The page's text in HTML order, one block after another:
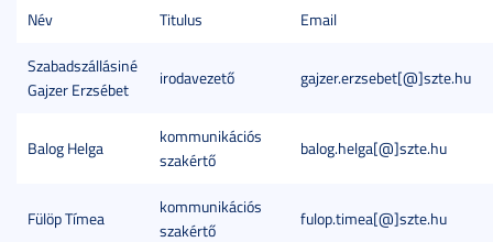
Név Titulus Email
Szabadszállásiné
Gajzer Erzsébet
irodavezető gajzer.erzsebet[@]szte.hu
Balog Helga
kommunikációs
szakértő
balog.helga[@]szte.hu
Fülöp Tímea
kommunikációs
szakértő
fulop.timea[@]szte.hu